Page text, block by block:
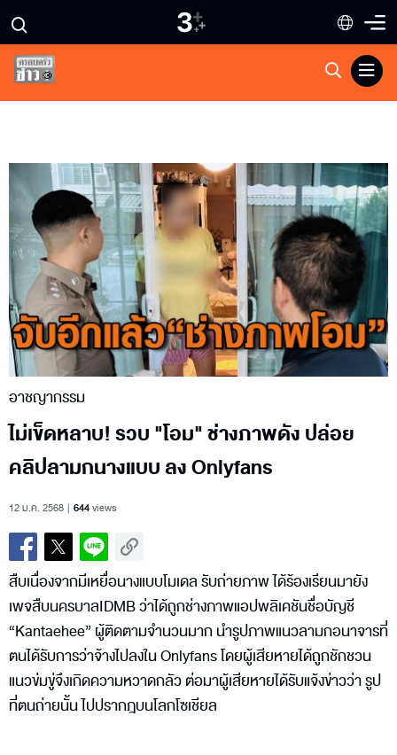
อาชญากรรม
ไม่เข็ดหลาบ! รวบ "โอม" ช่างภาพดัง ปล่อย
คลิปลามกนางแบบ ลง Onlyfans
12 ม.ค. 2568 644views
สืบเนื่องจากมีเหยื่อนางแบบโมเดล รับถ่ายภาพ ได้ร้องเรียนมายัง
เพจสืบนครบาลIDMB ว่าได้ถูกช่างภาพแอปพลิเคชันชื่อบัญชี
“Kantaehee” ผู้ติดตามจำนวนมาก นำรูปภาพแนวลามกอนาจารที่
ตนได้รับการว่าจ้างไปลงใน Onlyfans โดยผู้เสียหายได้ถูกชักชวน
แนวข่มขู่จึงเกิดความหวาดกลัว ต่อมาผู้เสียหายได้รับแจ้งข่าวว่า รูป
ที่ตนถ่ายนั้น ไปปรากฎบนโลกโซเชียล